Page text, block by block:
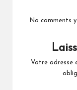
No comments
Votre adresse